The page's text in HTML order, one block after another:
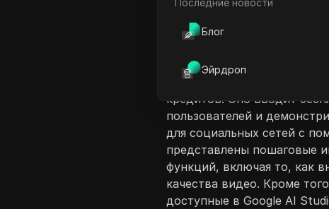
Последние новости
Блог
Эйрдроп
Введение в
Это видео предоставляет
пользователей с
неограниченное
кредитов. Оно вводит
пользователей и
для социальных сетей с
представлены пошаговые
функций, включая то, как
качества видео. Кроме
доступные в Google AI